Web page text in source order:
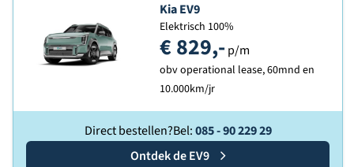
Ontdek de
Kia EV9
Elektrisch 100%
€ 829,- p/m
obv operational lease, 60mnd en
10.000km/jr
Direct bestellen?Bel:085 - 90 229 29
Ontdek deKia
EV9